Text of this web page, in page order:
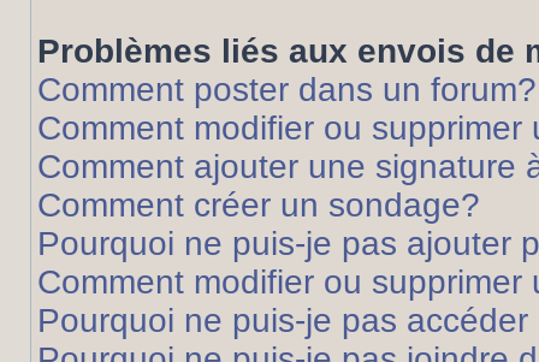
Problèmes liés aux envois de
Comment poster dans un forum?
Comment modifier ou supprimer
Comment ajouter une signature
Comment créer un sondage?
Pourquoi ne puis-je pas ajouter
Comment modifier ou supprimer
Pourquoi ne puis-je pas